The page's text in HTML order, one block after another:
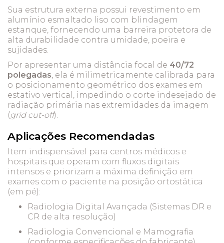
Sua estrutura externa possui revestimento em
alumínio esmaltado liso com blindagem
estanque, fornecendo uma barreira protetora de
alta durabilidade contra umidade, poeira e
sujidades.
Por apresentar uma distância focal de 40/72
polegadas, ela é milimetricamente calibrada para
o posicionamento geométrico dos exames em
estativo vertical, impedindo o corte indesejado de
radiação primária nas extremidades da imagem
(grid cut-off).
Aplicações Recomendadas
Item indispensável para centros médicos e
hospitais que operam com fluxos digitais
intensos e priorizam a máxima definição em
exames com o paciente na posição ortostática
(em pé):
Radiologia Digital Avançada (Sistemas DR e
CR de alta resolução)
Radiologia Convencional e Mamografia